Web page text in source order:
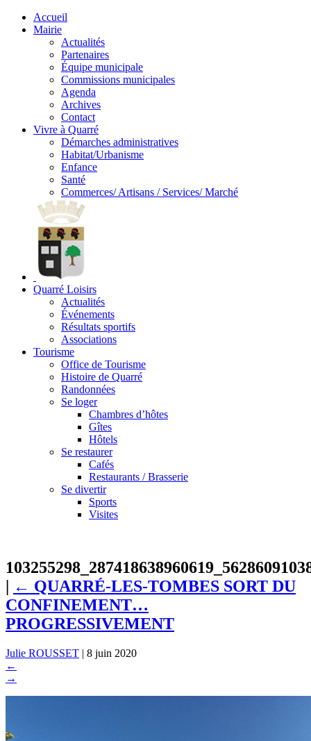
Accueil
Mairie
Actualités
Partenaires
Équipe municipale
Commissions municipales
Agenda
Archives
Contact
Vivre à Quarré
Démarches administratives
Habitat/Urbanisme
Enfance
Santé
Commerces/ Artisans / Services/ Marché
Quarré Loisirs
Actualités
Événements
Résultats sportifs
Associations
Tourisme
Office de Tourisme
Histoire de Quarré
Randonnées
Se loger
Chambres d’hôtes
Gîtes
Hôtels
Se restaurer
Cafés
Restaurants / Brasserie
Se divertir
Sports
Visites
| ← QUARRÉ-LES-TOMBES SORT DU
CONFINEMENT…
PROGRESSIVEMENT
Julie ROUSSET | 8 juin 2020
←
→